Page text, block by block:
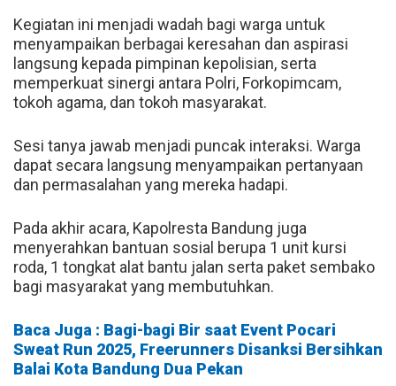
Kegiatan ini menjadi wadah bagi warga untuk
menyampaikan berbagai keresahan dan aspirasi
langsung kepada pimpinan kepolisian, serta
memperkuat sinergi antara Polri, Forkopimcam,
tokoh agama, dan tokoh masyarakat.
Sesi tanya jawab menjadi puncak interaksi. Warga
dapat secara langsung menyampaikan pertanyaan
dan permasalahan yang mereka hadapi.
Pada akhir acara, Kapolresta Bandung juga
menyerahkan bantuan sosial berupa 1 unit kursi
roda, 1 tongkat alat bantu jalan serta paket sembako
bagi masyarakat yang membutuhkan.
Baca Juga : Bagi-bagi Bir saat Event Pocari
Sweat Run 2025, Freerunners Disanksi Bersihkan
Balai Kota Bandung Dua Pekan